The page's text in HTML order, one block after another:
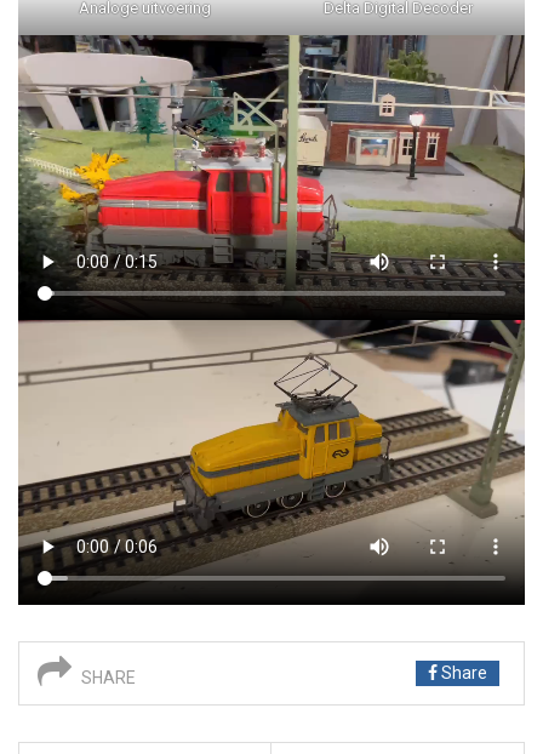
Analoge uitvoering Delta Digital Decoder
SHARE Share